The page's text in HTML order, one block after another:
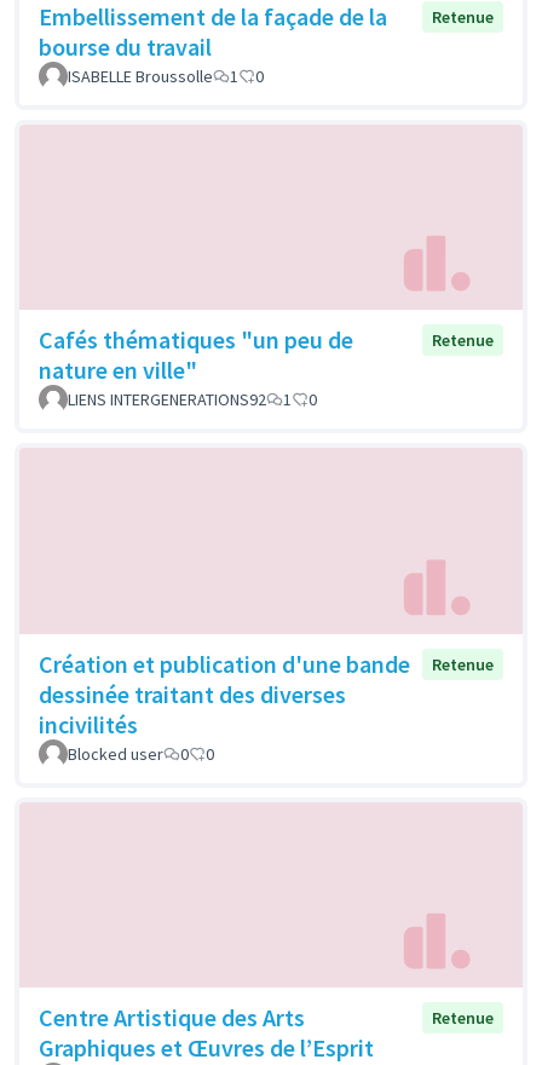
Embellissement de la façade de la
bourse du travail
Retenue
ISABELLE Broussolle 1 0
Cafés thématiques "un peu de
nature en ville"
Retenue
LIENS INTERGENERATIONS92 1 0
Création et publication d'une bande
dessinée traitant des diverses
incivilités
Retenue
Blocked user 0 0
Centre Artistique des Arts
Graphiques et Œuvres de l’Esprit
Retenue